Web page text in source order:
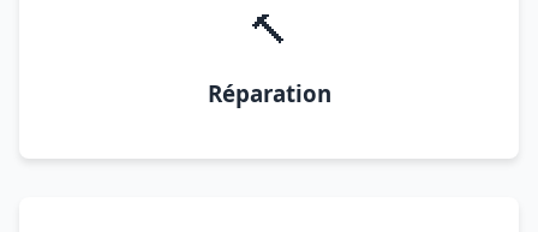
🔨
Réparation